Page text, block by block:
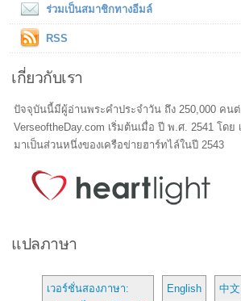
ร่วมเป็นสมาชิกทางอีมล์
RSS
เกี่ยวกับเรา
ปัจจุบันนี้มีผู้อ่านพระคำประจำวัน ถึง 250,000 คนต่
VerseoftheDay.com เริ่มต้นเมื่อ ปี พ.ศ. 2541 โด
มาเป็นส่วนหนึ่งของเครือข่ายฮาร์ทไล์ในปี 2543
แปลภาษา
เวอร์ชั่นสองภาษา:
English 中文